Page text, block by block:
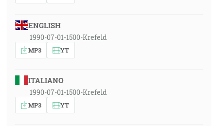
ENGLISH
1990-07-01-1500-Krefeld
MP3 YT
ITALIANO
1990-07-01-1500-Krefeld
MP3 YT